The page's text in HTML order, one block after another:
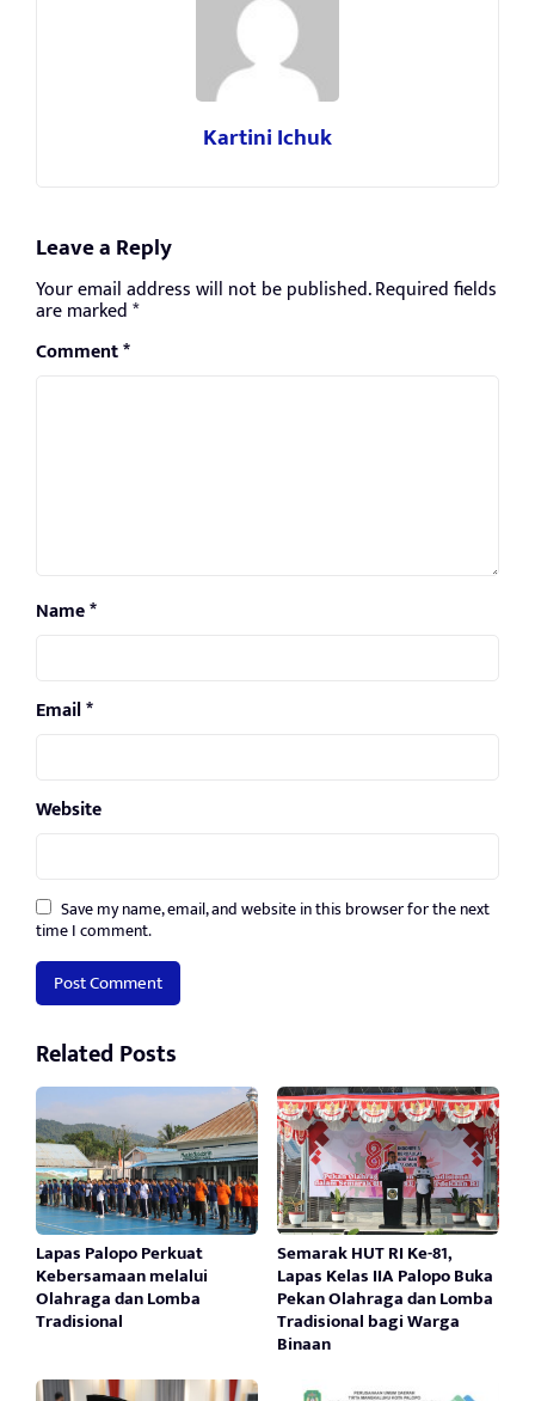
Kartini Ichuk
Leave a Reply
Your email address will not be published.Required fields
are marked*
Comment*
Name*
Email*
Website
Save my name, email, and website in this browser for the next
time I comment.
Related Posts
Lapas Palopo Perkuat
Kebersamaan melalui
Olahraga dan Lomba
Tradisional
Semarak HUT RI Ke-81,
Lapas Kelas IIA Palopo Buka
Pekan Olahraga dan Lomba
Tradisional bagi Warga
Binaan